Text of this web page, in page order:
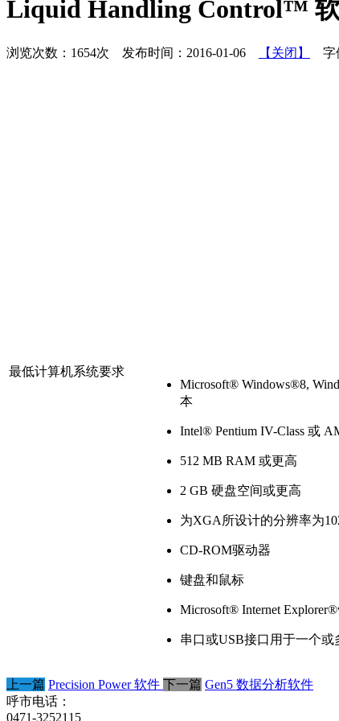
Liquid Handling Control™
浏览次数：1654次 发布时间：2016-01-06 【关闭】 字
最低计算机系统要求
Microsoft® Windows®8,
本
Intel® Pentium IV-Class 或
512 MB RAM 或更高
2 GB 硬盘空间或更高
为XGA所设计的分辨率为
CD-ROM驱动器
键盘和鼠标
Microsoft® Internet
串口或USB接口用于一个或
上一篇 Precision Power 软件 下一篇 Gen5 数据分析软件
呼市电话：
0471-3252115